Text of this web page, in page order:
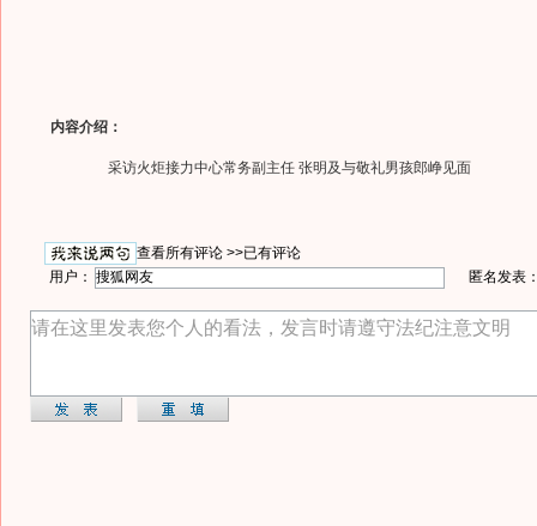
内容介绍：
采访火炬接力中心常务副主任 张明及与敬礼男孩郎峥见面
查看所有评论 >>已有评论
用户：
匿名发表